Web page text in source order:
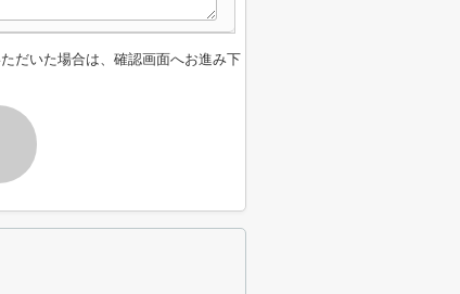
だいた場合は、確認画面へお進み下